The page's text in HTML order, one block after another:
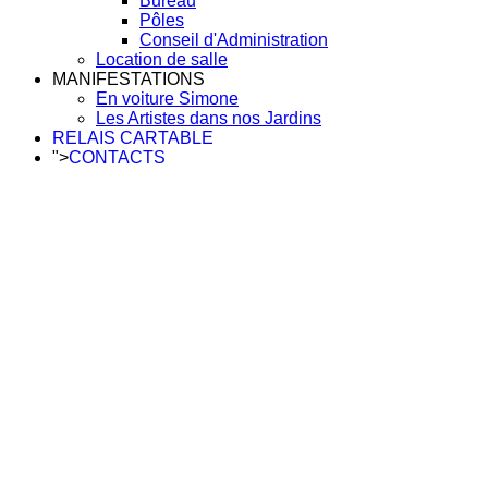
Pôles
Conseil d'Administration
Location de salle
MANIFESTATIONS
En voiture Simone
Les Artistes dans nos Jardins
RELAIS CARTABLE
">CONTACTS